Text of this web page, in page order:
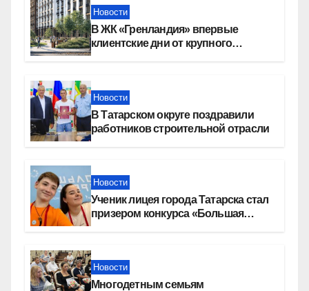
Новости
В ЖК «Гренландия» впервые
клиентские дни от крупного
Новости
В Татарском округе поздравили
работников строительной отрасли
Новости
Ученик лицея города Татарска стал
призером конкурса «Большая
Новости
Многодетным семьям